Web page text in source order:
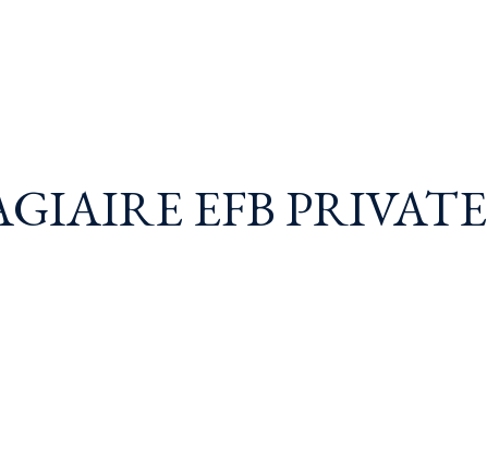
EFB PRIVATE